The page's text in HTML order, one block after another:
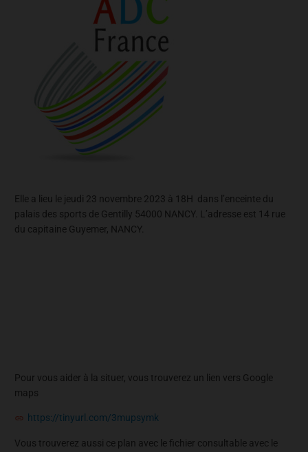
Elle a lieu le jeudi 23 novembre 2023 à 18H dans l’enceinte du
palais des sports de Gentilly 54000 NANCY. L’adresse est 14 rue
du capitaine Guyemer, NANCY.
Pour vous aider à la situer, vous trouverez un lien vers Google
maps
https://tinyurl.com/3mupsymk
Vous trouverez aussi ce plan avec le fichier consultable avec le